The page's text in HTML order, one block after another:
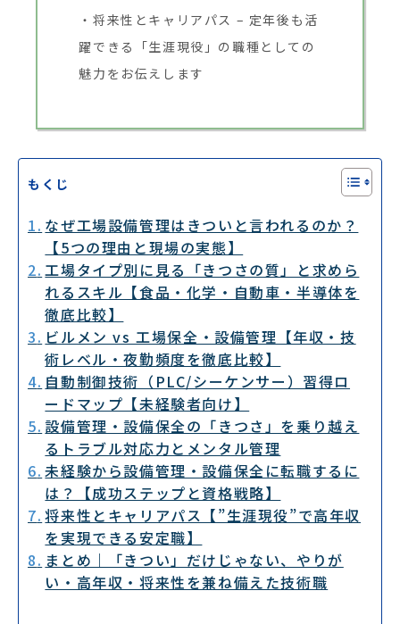
将来性とキャリアパス – 定年後も活
躍できる「生涯現役」の職種としての
魅力をお伝えします
もくじ
なぜ工場設備管理はきついと言われるのか？
【5つの理由と現場の実態】
工場タイプ別に見る「きつさの質」と求めら
れるスキル【食品・化学・自動車・半導体を
徹底比較】
ビルメン vs 工場保全・設備管理【年収・技
術レベル・夜勤頻度を徹底比較】
自動制御技術（PLC/シーケンサー）習得ロ
ードマップ【未経験者向け】
設備管理・設備保全の「きつさ」を乗り越え
るトラブル対応力とメンタル管理
未経験から設備管理・設備保全に転職するに
は？【成功ステップと資格戦略】
将来性とキャリアパス【”生涯現役”で高年収
を実現できる安定職】
まとめ｜「きつい」だけじゃない、やりが
い・高年収・将来性を兼ね備えた技術職